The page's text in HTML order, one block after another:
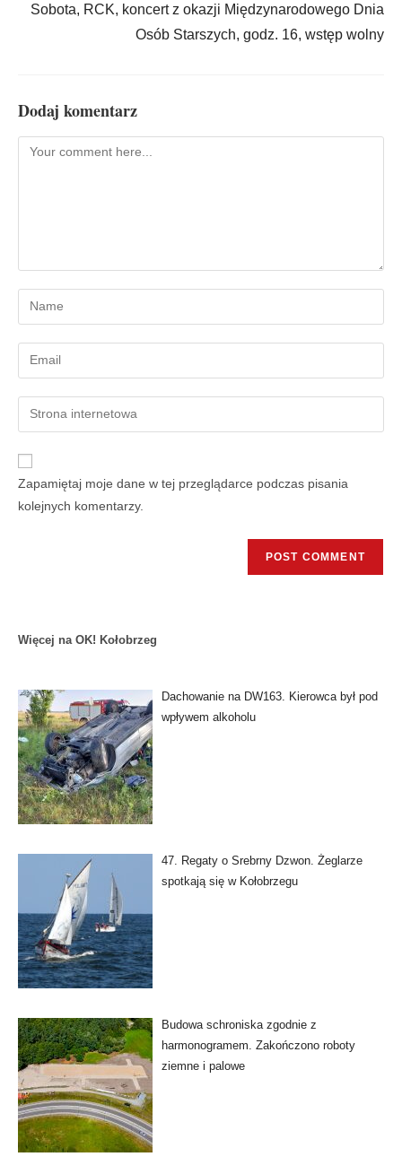
Sobota, RCK, koncert z okazji Międzynarodowego Dnia
Osób Starszych, godz. 16, wstęp wolny
Dodaj komentarz
Zapamiętaj moje dane w tej przeglądarce podczas pisania
kolejnych komentarzy.
Więcej na OK! Kołobrzeg
Dachowanie na DW163. Kierowca był pod
wpływem alkoholu
47. Regaty o Srebrny Dzwon. Żeglarze
spotkają się w Kołobrzegu
Budowa schroniska zgodnie z
harmonogramem. Zakończono roboty
ziemne i palowe